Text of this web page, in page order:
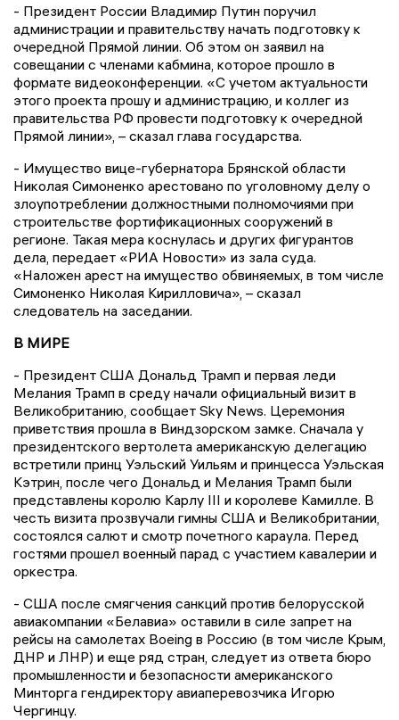
- Президент России Владимир Путин поручил
администрации и правительству начать подготовку к
очередной Прямой линии. Об этом он заявил на
совещании с членами кабмина, которое прошло в
формате видеоконференции. «С учетом актуальности
этого проекта прошу и администрацию, и коллег из
правительства РФ провести подготовку к очередной
Прямой линии», – сказал глава государства.
- Имущество вице-губернатора Брянской области
Николая Симоненко арестовано по уголовному делу о
злоупотреблении должностными полномочиями при
строительстве фортификационных сооружений в
регионе. Такая мера коснулась и других фигурантов
дела, передает «РИА Новости» из зала суда.
«Наложен арест на имущество обвиняемых, в том числе
Симоненко Николая Кирилловича», – сказал
следователь на заседании.
В МИРЕ
- Президент США Дональд Трамп и первая леди
Мелания Трамп в среду начали официальный визит в
Великобританию, сообщает Sky News. Церемония
приветствия прошла в Виндзорском замке. Сначала у
президентского вертолета американскую делегацию
встретили принц Уэльский Уильям и принцесса Уэльская
Кэтрин, после чего Дональд и Мелания Трамп были
представлены королю Карлу III и королеве Камилле. В
честь визита прозвучали гимны США и Великобритании,
состоялся салют и смотр почетного караула. Перед
гостями прошел военный парад с участием кавалерии и
оркестра.
- США после смягчения санкций против белорусской
авиакомпании «Белавиа» оставили в силе запрет на
рейсы на самолетах Boeing в Россию (в том числе Крым,
ДНР и ЛНР) и еще ряд стран, следует из ответа бюро
промышленности и безопасности американского
Минторга гендиректору авиаперевозчика Игорю
Чергинцу.